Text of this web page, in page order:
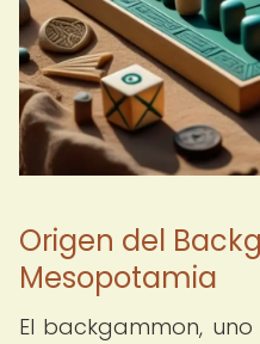
Origen del
Mesopotamia
El backgammon,